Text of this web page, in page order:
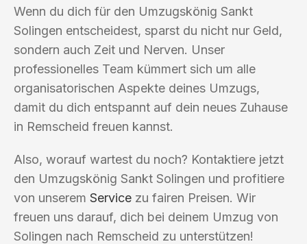
Wenn du dich für den Umzugskönig Sankt
Solingen entscheidest, sparst du nicht nur Geld,
sondern auch Zeit und Nerven. Unser
professionelles Team kümmert sich um alle
organisatorischen Aspekte deines Umzugs,
damit du dich entspannt auf dein neues Zuhause
in Remscheid freuen kannst.
Also, worauf wartest du noch? Kontaktiere jetzt
den Umzugskönig Sankt Solingen und profitiere
von unserem Service zu fairen Preisen. Wir
freuen uns darauf, dich bei deinem Umzug von
Solingen nach Remscheid zu unterstützen!